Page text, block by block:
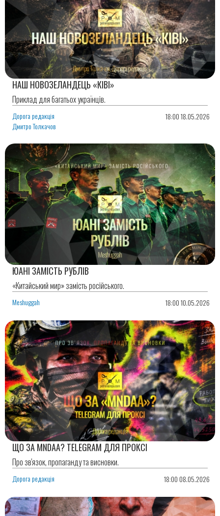
НАШ НОВОЗЕЛАНДЕЦЬ «КІВІ»
Приклад для багатьох українців.
Дорога редакція
Дмитро Толкачов
18:00 18.05.2026
ЮАНІ ЗАМІСТЬ РУБЛІВ
«Китайський мир» замість російського.
Meshuggah 18:00 10.05.2026
ЩО ЗА MNDAA? TELEGRAM ДЛЯ ПРОКСІ
Про зв'язок, пропаганду та висновки.
Дорога редакція 18:00 08.05.2026